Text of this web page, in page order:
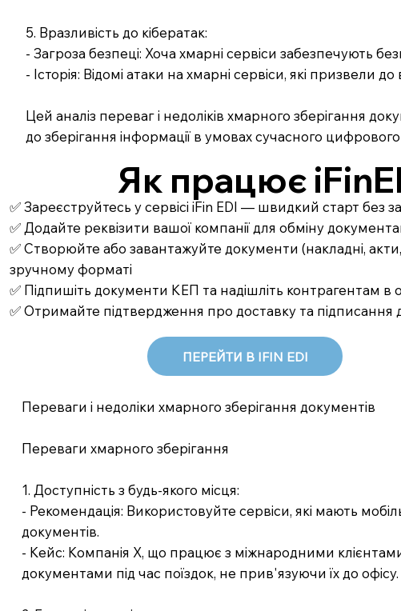
5. Вразливість до кібератак:
- Загроза безпеці: Хоча хмарні сервіси забезпечують
- Історія: Відомі атаки на хмарні сервіси, які
Цей аналіз переваг і недоліків хмарного зберігання
до зберігання інформації в умовах сучасного цифрового
✅ Зареєструйтесь у сервісі iFin EDI — швидкий старт без
✅ Додайте реквізити вашої компанії для обміну
✅ Створюйте або завантажуйте документи (накладні,
зручному форматі
✅ Підпишіть документи КЕП та надішліть контрагентам в
✅ Отримайте підтвердження про доставку та підписання
ПЕРЕЙТИ В IFIN EDI
Як працює
Переваги і недоліки хмарного зберігання документів
Переваги хмарного зберігання
1. Доступність з будь-якого місця:
- Рекомендація: Використовуйте сервіси, які мають
документів.
- Кейс: Компанія X, що працює з міжнародними
документами під час поїздок, не прив'язуючи їх до офісу.